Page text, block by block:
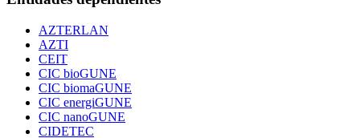
AZTERLAN
AZTI
CEIT
CIC bioGUNE
CIC biomaGUNE
CIC energiGUNE
CIC nanoGUNE
CIDETEC